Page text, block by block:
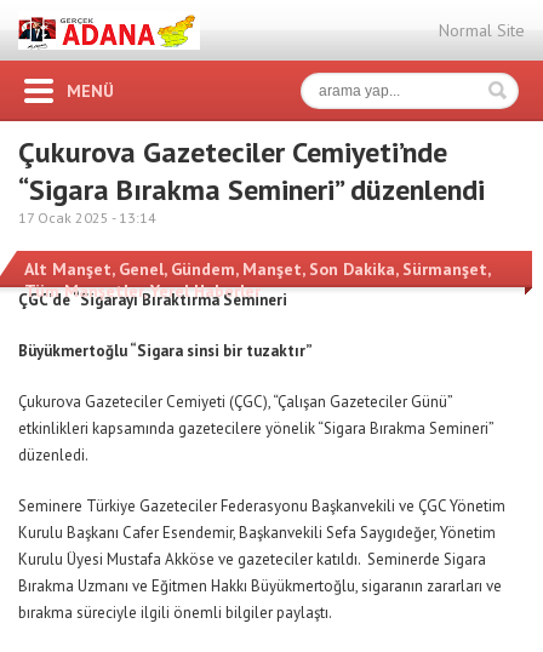
Normal Site
MENÜ
Çukurova Gazeteciler Cemiyeti’nde
“Sigara Bırakma Semineri” düzenlendi
17 Ocak 2025 - 13:14
Alt Manşet, Genel, Gündem, Manşet, Son Dakika, Sürmanşet,
Tüm Manşetler,Yerel Haberler
ÇGC’de “Sigarayı Bıraktırma Semineri
Büyükmertoğlu “Sigara sinsi bir tuzaktır”
Çukurova Gazeteciler Cemiyeti (ÇGC), “Çalışan Gazeteciler Günü”
etkinlikleri kapsamında gazetecilere yönelik “Sigara Bırakma Semineri”
düzenledi.
Seminere Türkiye Gazeteciler Federasyonu Başkanvekili ve ÇGC Yönetim
Kurulu Başkanı Cafer Esendemir, Başkanvekili Sefa Saygıdeğer, Yönetim
Kurulu Üyesi Mustafa Akköse ve gazeteciler katıldı. Seminerde Sigara
Bırakma Uzmanı ve Eğitmen Hakkı Büyükmertoğlu, sigaranın zararları ve
bırakma süreciyle ilgili önemli bilgiler paylaştı.